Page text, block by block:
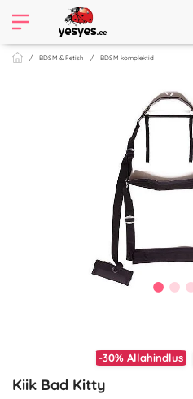
BDSM & Fetish BDSM komplektid
-30% Allahindlus
Kiik Bad Kitty